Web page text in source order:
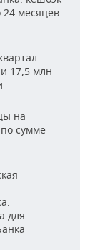
24 месяцев
17,5 млн
на
сумме
для